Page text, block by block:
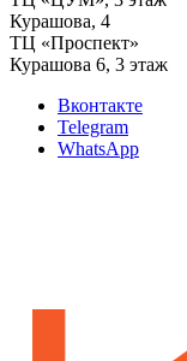
‌Курашова, 4
ТЦ «Проспект»
Курашова 6, 3 этаж
Вконтакте
Telegram
WhatsApp